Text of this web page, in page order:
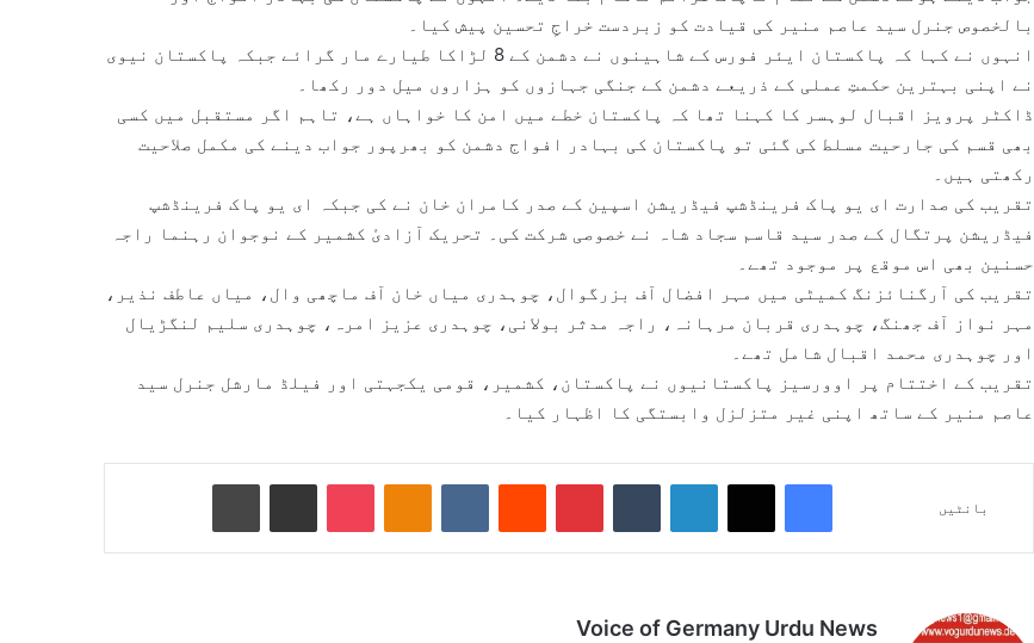
بالخصوص جنرل سید عاصم منیر کی قیادت کو زبردست خراجِ تحسین پیش کیا۔
انہوں نے کہا کہ پاکستان ایئر فورس کے شاہینوں نے دشمن کے 8 لڑاکا طیارے مار گرائے جبکہ پاکستان نیوی
نے اپنی بہترین حکمتِ عملی کے ذریعے دشمن کے جنگی جہازوں کو ہزاروں میل دور رکھا۔
ڈاکٹر پرویز اقبال لوہسر کا کہنا تھا کہ پاکستان خطے میں امن کا خواہاں ہے، تاہم اگر مستقبل میں کسی
بھی قسم کی جارحیت مسلط کی گئی تو پاکستان کی بہادر افواج دشمن کو بھرپور جواب دینے کی مکمل صلاحیت
رکھتی ہیں۔
تقریب کی صدارت ای یو پاک فرینڈشپ فیڈریشن اسپین کے صدر کامران خان نے کی جبکہ ای یو پاک فرینڈشپ
فیڈریشن پرتگال کے صدر سید قاسم سجاد شاہ نے خصوصی شرکت کی۔ تحریک آزادیٔ کشمیر کے نوجوان رہنما راجہ
حسنین بھی اس موقع پر موجود تھے۔
تقریب کی آرگنائزنگ کمیٹی میں مہر افضال آف بزرگوال، چوہدری میاں خان آف ماچھی وال، میاں عاطف نذیر،
مہر نواز آف جھنگ، چوہدری قربان مرہانہ، راجہ مدثر بولانی، چوہدری عزیز امرہ، چوہدری سلیم لنگڑیال
اور چوہدری محمد اقبال شامل تھے۔
تقریب کے اختتام پر اوورسیز پاکستانیوں نے پاکستان، کشمیر، قومی یکجہتی اور فیلڈ مارشل جنرل سید
عاصم منیر کے ساتھ اپنی غیر متزلزل وابستگی کا اظہار کیا۔
بانٹیں
X
LinkedIn
VKontakte ای میل کے ذریعے شیئر کریں
Voice of Germany Urdu News